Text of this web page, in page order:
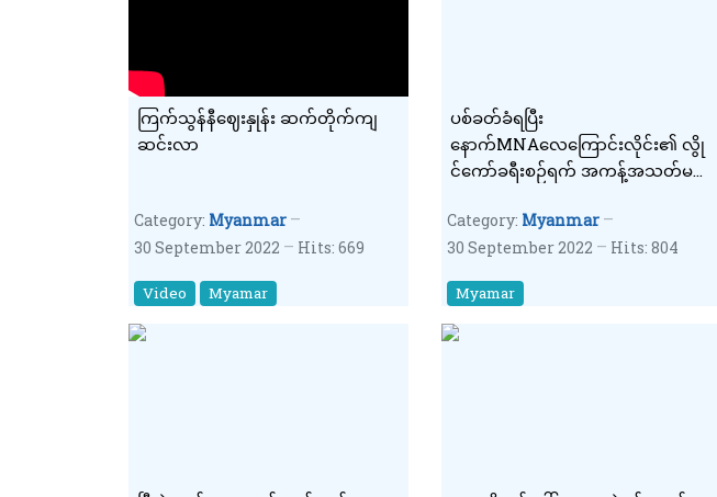
ကြက်သွန်နီဈေးနှုန်း ဆက်တိုက်ကျ
ဆင်းလာ
Category: Myanmar
30 September 2022
Hits: 669
Video Myamar
ပစ်ခတ်ခံရပြီး
နောက်MNAလေကြောင်းလိုင်း၏ လွို
င်ကော်ခရီးစဉ်ရက် အကန့်အသတ်မရှိ
Category: Myanmar
30 September 2022
Hits: 804
Myamar